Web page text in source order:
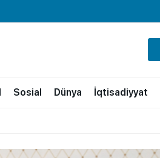
Sosial Dünya İqtisadiyyat